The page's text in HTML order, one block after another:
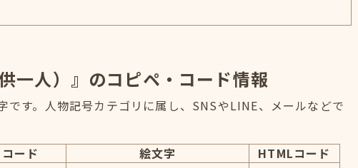
一人）』のコピペ・コード情報
です。人物記号カテゴリに属し、SNSやLINE、メールなどで
コード 絵文字
HTMLコード